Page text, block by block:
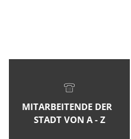
MITARBEITENDE DER
STADT VON A - Z